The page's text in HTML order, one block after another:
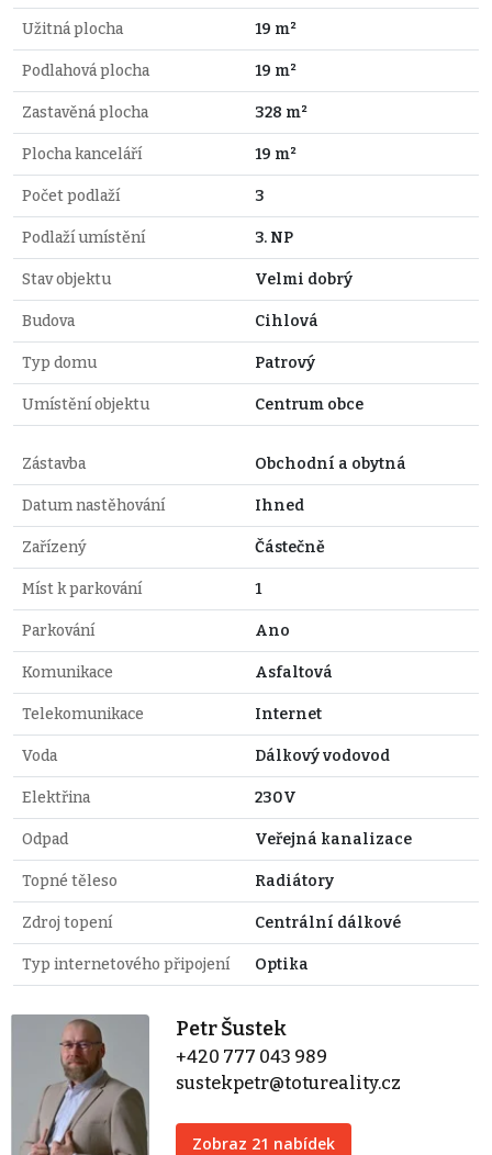
Užitná plocha 19 m²
Podlahová plocha 19 m²
Zastavěná plocha 328 m²
Plocha kanceláří 19 m²
Počet podlaží 3
Podlaží umístění 3. NP
Stav objektu Velmi dobrý
Budova Cihlová
Typ domu Patrový
Umístění objektu Centrum obce
Zástavba Obchodní a obytná
Datum nastěhování Ihned
Zařízený Částečně
Míst k parkování 1
Parkování Ano
Komunikace Asfaltová
Telekomunikace Internet
Voda Dálkový vodovod
Elektřina 230V
Odpad Veřejná kanalizace
Topné těleso Radiátory
Zdroj topení Centrální dálkové
Typ internetového připojení Optika
Petr Šustek
+420 777 043 989
sustekpetr@totureality.cz
Zobraz 21 nabídek